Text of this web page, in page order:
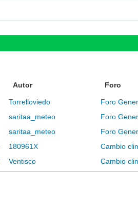
Autor Foro
Torrelloviedo Foro
saritaa_meteo Foro
saritaa_meteo Foro
180961X Cambio
Ventisco Cambio